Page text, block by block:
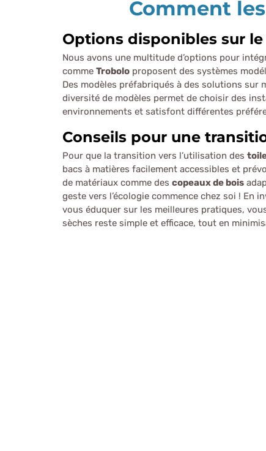
Comment
Options disponibles sur
Nous avons une multitude d’options pour
comme Trobolo proposent des systèmes
Des modèles préfabriqués à des solutions
diversité de modèles permet de choisir des
environnements et satisfont différentes
Conseils pour une
Pour que la transition vers l’utilisation des
bacs à matières facilement accessibles et
de matériaux comme des copeaux de bois
geste vers l’écologie commence chez soi ! En
vous éduquer sur les meilleures pratiques,
sèches reste simple et efficace, tout en